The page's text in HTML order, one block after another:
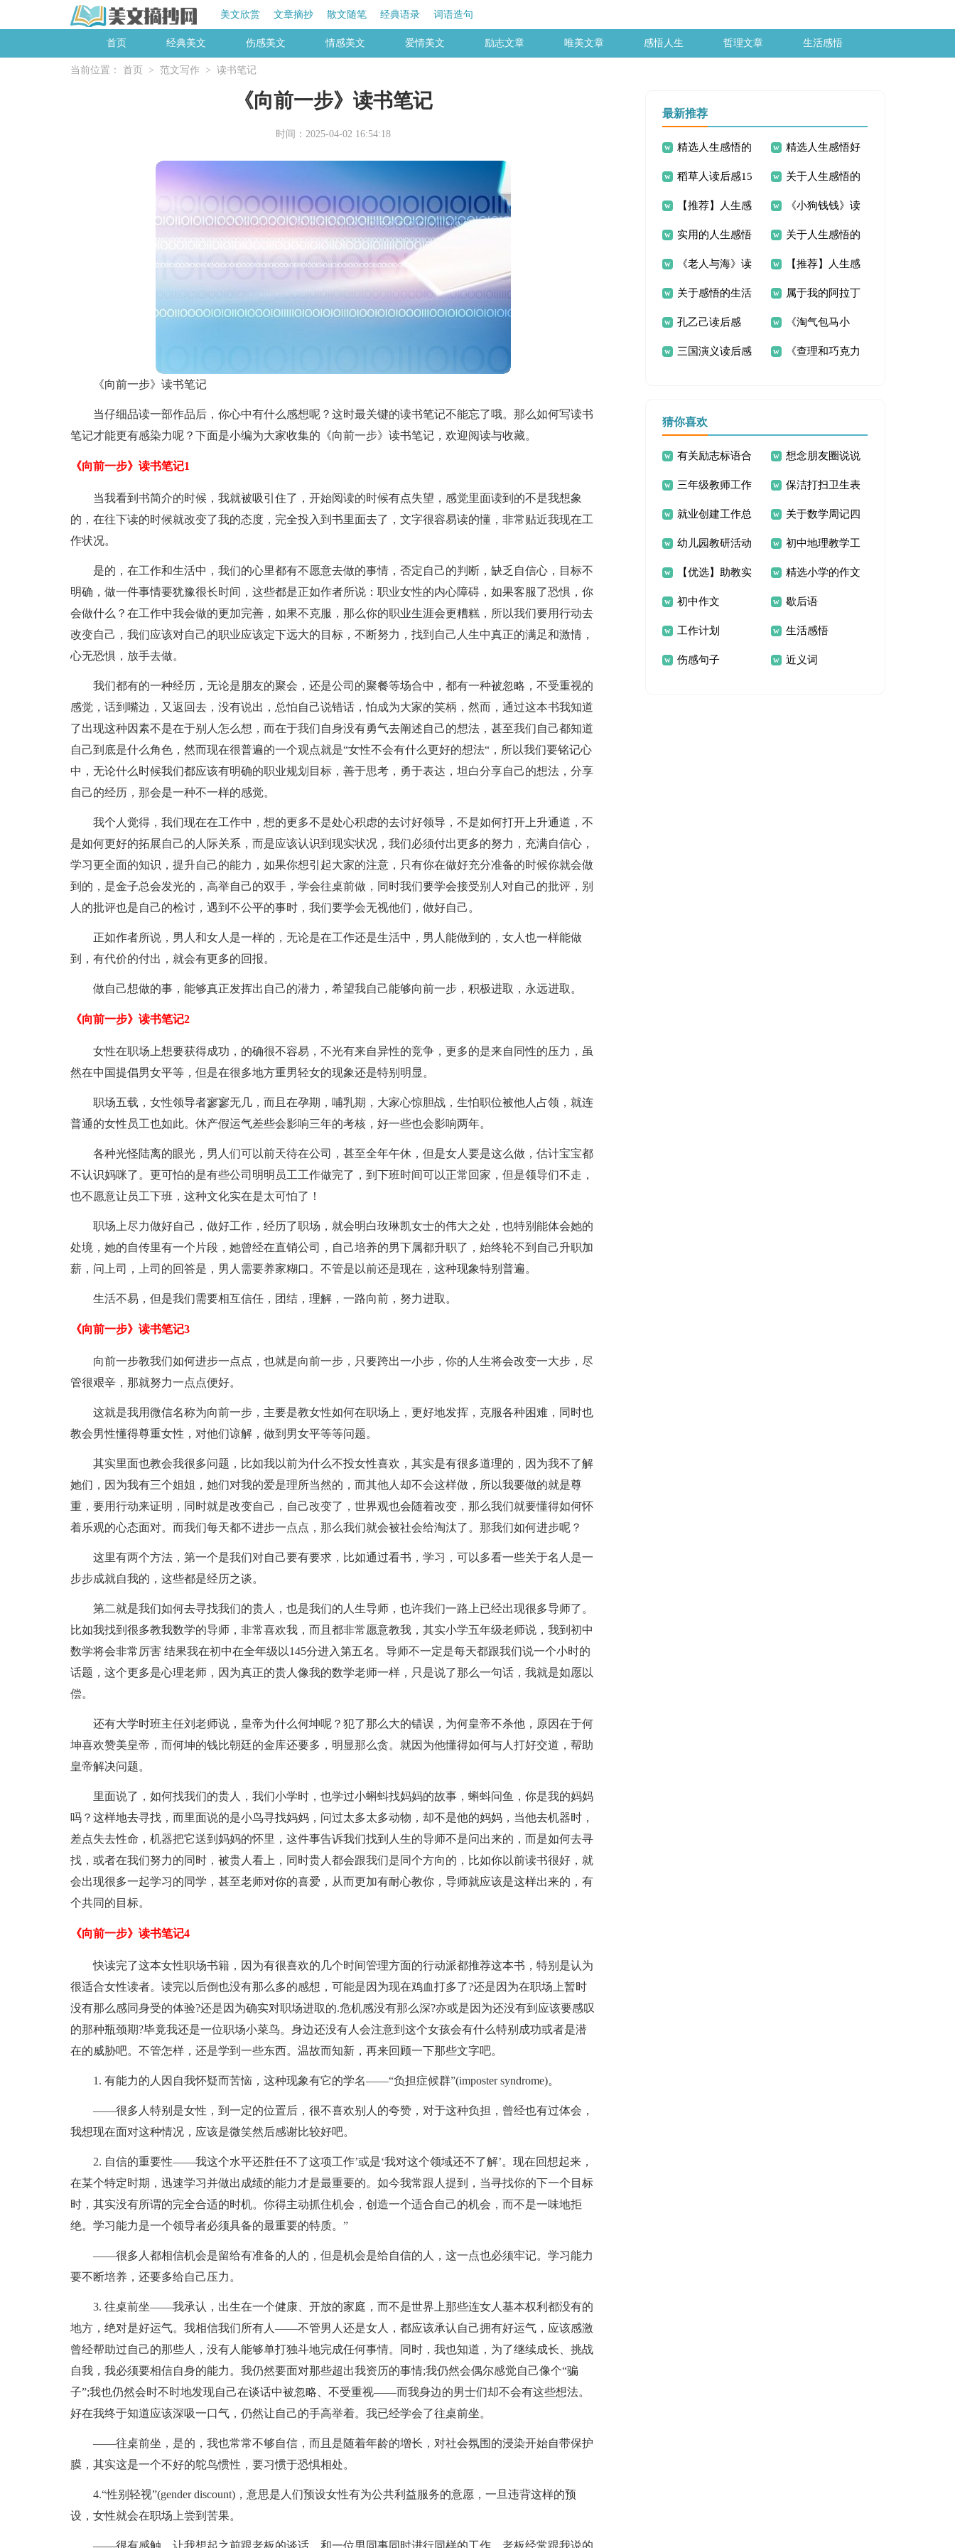
美文欣赏 文章摘抄 散文随笔 经典语录 词语造句
首页 经典美文 伤感美文 情感美文 爱情美文 励志文章 唯美文章 感悟人生 哲理文章 生活感悟
当前位置： 首页 > 范文写作 > 读书笔记
《向前一步》读书笔记
时间：2025-04-02 16:54:18
《向前一步》读书笔记
当仔细品读一部作品后，你心中有什么感想呢？这时最关键的读书笔记不能忘了哦。那么如何写读书
笔记才能更有感染力呢？下面是小编为大家收集的《向前一步》读书笔记，欢迎阅读与收藏。
《向前一步》读书笔记1
当我看到书简介的时候，我就被吸引住了，开始阅读的时候有点失望，感觉里面读到的不是我想象
的，在往下读的时候就改变了我的态度，完全投入到书里面去了，文字很容易读的懂，非常贴近我现在工
作状况。
是的，在工作和生活中，我们的心里都有不愿意去做的事情，否定自己的判断，缺乏自信心，目标不
明确，做一件事情要犹豫很长时间，这些都是正如作者所说：职业女性的内心障碍，如果客服了恐惧，你
会做什么？在工作中我会做的更加完善，如果不克服，那么你的职业生涯会更糟糕，所以我们要用行动去
改变自己，我们应该对自己的职业应该定下远大的目标，不断努力，找到自己人生中真正的满足和激情，
心无恐惧，放手去做。
我们都有的一种经历，无论是朋友的聚会，还是公司的聚餐等场合中，都有一种被忽略，不受重视的
感觉，话到嘴边，又返回去，没有说出，总怕自己说错话，怕成为大家的笑柄，然而，通过这本书我知道
了出现这种因素不是在于别人怎么想，而在于我们自身没有勇气去阐述自己的想法，甚至我们自己都知道
自己到底是什么角色，然而现在很普遍的一个观点就是“女性不会有什么更好的想法“，所以我们要铭记心
中，无论什么时候我们都应该有明确的职业规划目标，善于思考，勇于表达，坦白分享自己的想法，分享
自己的经历，那会是一种不一样的感觉。
我个人觉得，我们现在在工作中，想的更多不是处心积虑的去讨好领导，不是如何打开上升通道，不
是如何更好的拓展自己的人际关系，而是应该认识到现实状况，我们必须付出更多的努力，充满自信心，
学习更全面的知识，提升自己的能力，如果你想引起大家的注意，只有你在做好充分准备的时候你就会做
到的，是金子总会发光的，高举自己的双手，学会往桌前做，同时我们要学会接受别人对自己的批评，别
人的批评也是自己的检讨，遇到不公平的事时，我们要学会无视他们，做好自己。
正如作者所说，男人和女人是一样的，无论是在工作还是生活中，男人能做到的，女人也一样能做
到，有代价的付出，就会有更多的回报。
做自己想做的事，能够真正发挥出自己的潜力，希望我自己能够向前一步，积极进取，永远进取。
《向前一步》读书笔记2
女性在职场上想要获得成功，的确很不容易，不光有来自异性的竞争，更多的是来自同性的压力，虽
然在中国提倡男女平等，但是在很多地方重男轻女的现象还是特别明显。
职场五载，女性领导者寥寥无几，而且在孕期，哺乳期，大家心惊胆战，生怕职位被他人占领，就连
普通的女性员工也如此。休产假运气差些会影响三年的考核，好一些也会影响两年。
各种光怪陆离的眼光，男人们可以前天待在公司，甚至全年午休，但是女人要是这么做，估计宝宝都
不认识妈咪了。更可怕的是有些公司明明员工工作做完了，到下班时间可以正常回家，但是领导们不走，
也不愿意让员工下班，这种文化实在是太可怕了！
职场上尽力做好自己，做好工作，经历了职场，就会明白玫琳凯女士的伟大之处，也特别能体会她的
处境，她的自传里有一个片段，她曾经在直销公司，自己培养的男下属都升职了，始终轮不到自己升职加
薪，问上司，上司的回答是，男人需要养家糊口。不管是以前还是现在，这种现象特别普遍。
生活不易，但是我们需要相互信任，团结，理解，一路向前，努力进取。
《向前一步》读书笔记3
向前一步教我们如何进步一点点，也就是向前一步，只要跨出一小步，你的人生将会改变一大步，尽
管很艰辛，那就努力一点点便好。
这就是我用微信名称为向前一步，主要是教女性如何在职场上，更好地发挥，克服各种困难，同时也
教会男性懂得尊重女性，对他们谅解，做到男女平等等问题。
其实里面也教会我很多问题，比如我以前为什么不投女性喜欢，其实是有很多道理的，因为我不了解
她们，因为我有三个姐姐，她们对我的爱是理所当然的，而其他人却不会这样做，所以我要做的就是尊
重，要用行动来证明，同时就是改变自己，自己改变了，世界观也会随着改变，那么我们就要懂得如何怀
着乐观的心态面对。而我们每天都不进步一点点，那么我们就会被社会给淘汰了。那我们如何进步呢？
这里有两个方法，第一个是我们对自己要有要求，比如通过看书，学习，可以多看一些关于名人是一
步步成就自我的，这些都是经历之谈。
第二就是我们如何去寻找我们的贵人，也是我们的人生导师，也许我们一路上已经出现很多导师了。
比如我找到很多教我数学的导师，非常喜欢我，而且都非常愿意教我，其实小学五年级老师说，我到初中
数学将会非常厉害 结果我在初中在全年级以145分进入第五名。导师不一定是每天都跟我们说一个小时的
话题，这个更多是心理老师，因为真正的贵人像我的数学老师一样，只是说了那么一句话，我就是如愿以
偿。
还有大学时班主任刘老师说，皇帝为什么何坤呢？犯了那么大的错误，为何皇帝不杀他，原因在于何
坤喜欢赞美皇帝，而何坤的钱比朝廷的金库还要多，明显那么贪。就因为他懂得如何与人打好交道，帮助
皇帝解决问题。
里面说了，如何找我们的贵人，我们小学时，也学过小蝌蚪找妈妈的故事，蝌蚪问鱼，你是我的妈妈
吗？这样地去寻找，而里面说的是小鸟寻找妈妈，问过太多太多动物，却不是他的妈妈，当他去机器时，
差点失去性命，机器把它送到妈妈的怀里，这件事告诉我们找到人生的导师不是问出来的，而是如何去寻
找，或者在我们努力的同时，被贵人看上，同时贵人都会跟我们是同个方向的，比如你以前读书很好，就
会出现很多一起学习的同学，甚至老师对你的喜爱，从而更加有耐心教你，导师就应该是这样出来的，有
个共同的目标。
《向前一步》读书笔记4
快读完了这本女性职场书籍，因为有很喜欢的几个时间管理方面的行动派都推荐这本书，特别是认为
很适合女性读者。读完以后倒也没有那么多的感想，可能是因为现在鸡血打多了?还是因为在职场上暂时
没有那么感同身受的体验?还是因为确实对职场进取的.危机感没有那么深?亦或是因为还没有到应该要感叹
的那种瓶颈期?毕竟我还是一位职场小菜鸟。身边还没有人会注意到这个女孩会有什么特别成功或者是潜
在的威胁吧。不管怎样，还是学到一些东西。温故而知新，再来回顾一下那些文字吧。
1. 有能力的人因自我怀疑而苦恼，这种现象有它的学名——“负担症候群”(imposter syndrome)。
——很多人特别是女性，到一定的位置后，很不喜欢别人的夸赞，对于这种负担，曾经也有过体会，
我想现在面对这种情况，应该是微笑然后感谢比较好吧。
2. 自信的重要性——我这个水平还胜任不了这项工作’或是‘我对这个领域还不了解’。现在回想起来，
在某个特定时期，迅速学习并做出成绩的能力才是最重要的。如今我常跟人提到，当寻找你的下一个目标
时，其实没有所谓的完全合适的时机。你得主动抓住机会，创造一个适合自己的机会，而不是一味地拒
绝。学习能力是一个领导者必须具备的最重要的特质。”
——很多人都相信机会是留给有准备的人的，但是机会是给自信的人，这一点也必须牢记。学习能力
要不断培养，还要多给自己压力。
3. 往桌前坐——我承认，出生在一个健康、开放的家庭，而不是世界上那些连女人基本权利都没有的
地方，绝对是好运气。我相信我们所有人——不管男人还是女人，都应该承认自己拥有好运气，应该感激
曾经帮助过自己的那些人，没有人能够单打独斗地完成任何事情。同时，我也知道，为了继续成长、挑战
自我，我必须要相信自身的能力。我仍然要面对那些超出我资历的事情;我仍然会偶尔感觉自己像个“骗
子”;我也仍然会时不时地发现自己在谈话中被忽略、不受重视——而我身边的男士们却不会有这些想法。
好在我终于知道应该深吸一口气，仍然让自己的手高举着。我已经学会了往桌前坐。
——往桌前坐，是的，我也常常不够自信，而且是随着年龄的增长，对社会氛围的浸染开始自带保护
膜，其实这是一个不好的鸵鸟惯性，要习惯于恐惧相处。
4.“性别轻视”(gender discount)，意思是人们预设女性有为公共利益服务的意愿，一旦违背这样的预
设，女性就会在职场上尝到苦果。
——很有感触，让我想起之前跟老板的谈话，和一位男同事同时进行同样的工作，老板经常跟我说的
最新推荐
精选人生感悟的
作文300字3篇
精选人生感悟好
句集合55条
稻草人读后感15
篇
关于人生感悟的
作文300字集锦七篇
【推荐】人生感
悟的作文300字七篇
《小狗钱钱》读
书笔记15篇
实用的人生感悟
的作文300字集锦8
篇
关于人生感悟的
作文300字集锦六篇
《老人与海》读
书笔记15篇
【推荐】人生感
悟的作文300字汇编
十篇
关于感悟的生活
作文300字四篇
属于我的阿拉丁
神灯爱情美文
孔乙己读后感 《淘气包马小
跳》读后感
三国演义读后感 《查理和巧克力
猜你喜欢
有关励志标语合
集99条
想念朋友圈说说
文案80句
三年级教师工作
计划
保洁打扫卫生表
扬信
就业创建工作总
结
关于数学周记四
年级下册范文10篇
幼儿园教研活动
心得体会
初中地理教学工
作总结范文九篇
【优选】助教实
习总结2篇
精选小学的作文
400字10篇
初中作文 歇后语
工作计划 生活感悟
伤感句子 近义词